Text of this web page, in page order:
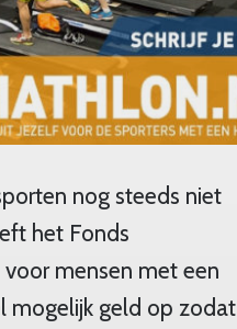
nog steeds niet
het Fonds
mensen met een
mogelijk geld op zodat